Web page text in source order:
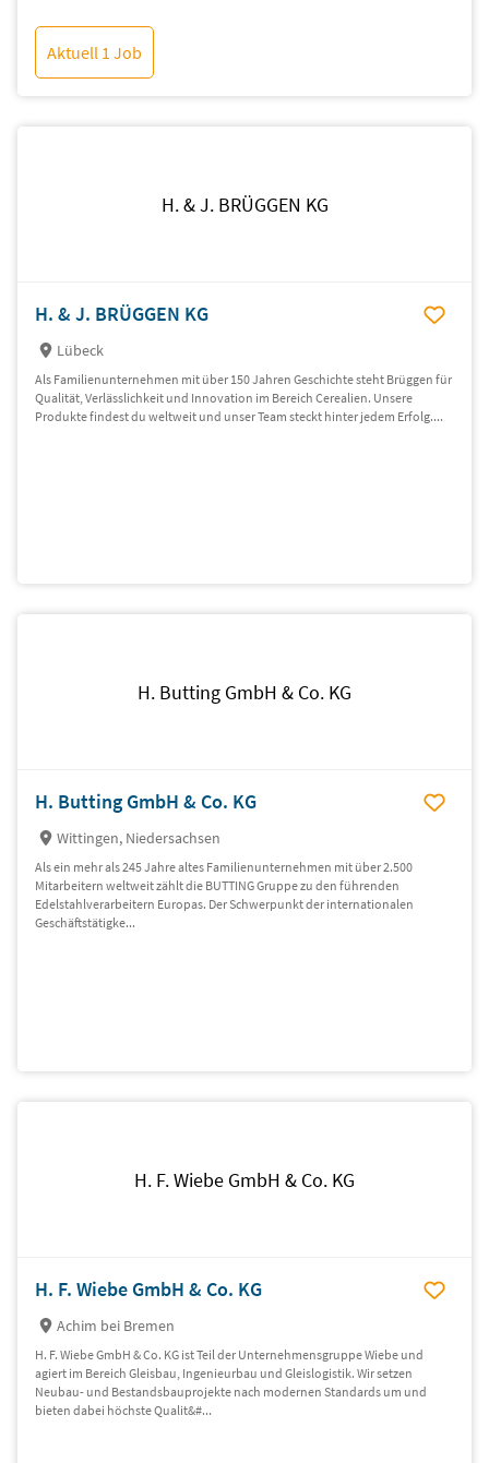
Aktuell 1 Job
H. & J. BRÜGGEN KG
H. & J. BRÜGGEN KG
Lübeck
Als Familienunternehmen mit über 150 Jahren Geschichte steht Brüggen für
Qualität, Verlässlichkeit und Innovation im Bereich Cerealien. Unsere
Produkte findest du weltweit und unser Team steckt hinter jedem Erfolg....
H. Butting GmbH & Co. KG
H. Butting GmbH & Co. KG
Wittingen, Niedersachsen
Als ein mehr als 245 Jahre altes Familienunternehmen mit über 2.500
Mitarbeitern weltweit zählt die BUTTING Gruppe zu den führenden
Edelstahlverarbeitern Europas. Der Schwerpunkt der internationalen
Geschäftstätigke...
H. F. Wiebe GmbH & Co. KG
H. F. Wiebe GmbH & Co. KG
Achim bei Bremen
H. F. Wiebe GmbH & Co. KG ist Teil der Unternehmensgruppe Wiebe und
agiert im Bereich Gleisbau, Ingenieurbau und Gleislogistik. Wir setzen
Neubau- und Bestandsbauprojekte nach modernen Standards um und
bieten dabei höchste Qualit&#...